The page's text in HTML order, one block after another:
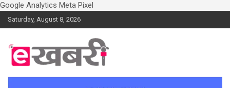
Google Analytics Meta Pixel
Skip
to
Saturday, August 8, 2026
Ekhabri.com